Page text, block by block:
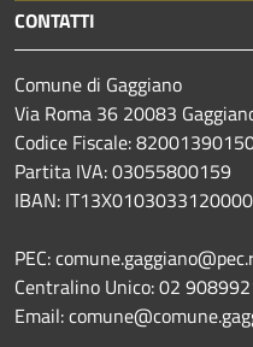
CONTATTI
Comune di Gaggiano
Via Roma 36 20083
Codice Fiscale:
Partita IVA: 03055800159
IBAN:
PEC:
Centralino Unico: 02
Email: